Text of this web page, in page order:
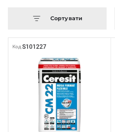
Сортувати
Код S101227